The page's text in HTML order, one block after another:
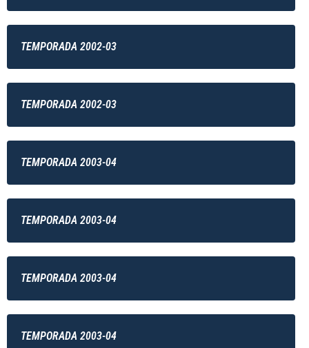
TEMPORADA 2002-03
TEMPORADA 2002-03
TEMPORADA 2003-04
TEMPORADA 2003-04
TEMPORADA 2003-04
TEMPORADA 2003-04